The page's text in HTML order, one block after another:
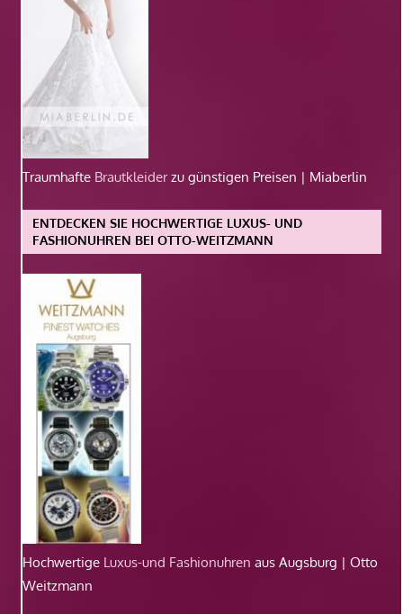
Traumhafte Brautkleiderzu günstigen Preisen | Miaberlin
ENTDECKEN SIE HOCHWERTIGE LUXUS- UND
FASHIONUHREN BEI OTTO-WEITZMANN
Hochwertige Luxus-und Fashionuhren aus Augsburg | Otto
Weitzmann